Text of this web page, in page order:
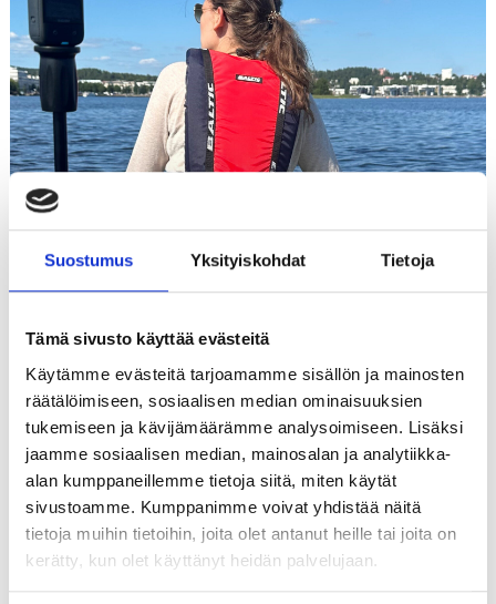
Suostumus Yksityiskohdat Tietoja
Tämä sivusto käyttää evästeitä
Käytämme evästeitä tarjoamamme sisällön ja mainosten
räätälöimiseen, sosiaalisen median ominaisuuksien
tukemiseen ja kävijämäärämme analysoimiseen. Lisäksi
jaamme sosiaalisen median, mainosalan ja analytiikka-
alan kumppaneillemme tietoja siitä, miten käytät
sivustoamme. Kumppanimme voivat yhdistää näitä
tietoja muihin tietoihin, joita olet antanut heille tai joita on
kerätty, kun olet käyttänyt heidän palvelujaan.
Immersiivinen näkökulma 360-kuvaus yrittäjän
Digitaalisen sisällöntuotannon kenttä on
laajentunut valtavasti viime vuosina, ja yksi
mielenkiintoisimmista kehitysaskelista on ollut
360-kuvauksen tulo helposti saavutettavaksi myös
pienyrittäjille. Siinä missä aikaisemmin
virtuaalitodellisuus ja panoraamasisällöt vaativat